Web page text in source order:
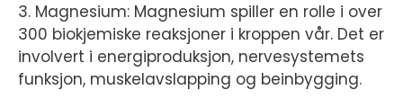
3. Magnesium: Magnesium spiller en rolle i over
300 biokjemiske reaksjoner i kroppen vår. Det er
involvert i energiproduksjon, nervesystemets
funksjon, muskelavslapping og beinbygging.